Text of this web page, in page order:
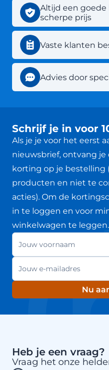
Altijd een
scherpe prijs
Vaste klanten
Advies door
Schrijf je in voor
Als je je voor het eerst
nieuwsbrief, ontvang je
korting op je bestelling
producten en niet te
acties). Om de
in te loggen en voor
winkelwagen te leggen.
Nieuwsbrief
Jouw voornaam
E-mailadres
Nu
Heb je een vraag?
Vraag het onze